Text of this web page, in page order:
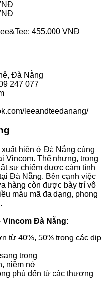
455.000 VNĐ
Đà Nẵng
247 077
leeandteedanang/
hiện ở Đà Nẵng cùng
Vincom. Thế nhưng, trong
sự chiếm được cảm tình
Đà Nẵng. Bên cạnh việc
hàng còn được bày trí vô
mẫu mã đa dạng, phong
Vincom Đà Nẵng:
từ 40%, 50% trong các dịp
trọng
niềm nở
phú đến từ các thương